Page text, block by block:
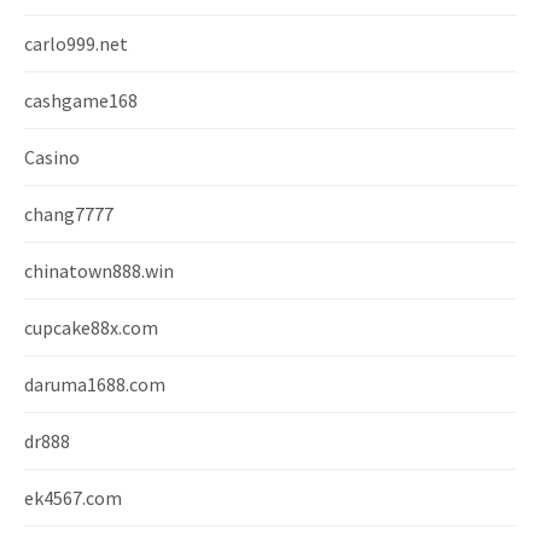
carlo999.net
cashgame168
Casino
chang7777
chinatown888.win
cupcake88x.com
daruma1688.com
dr888
ek4567.com